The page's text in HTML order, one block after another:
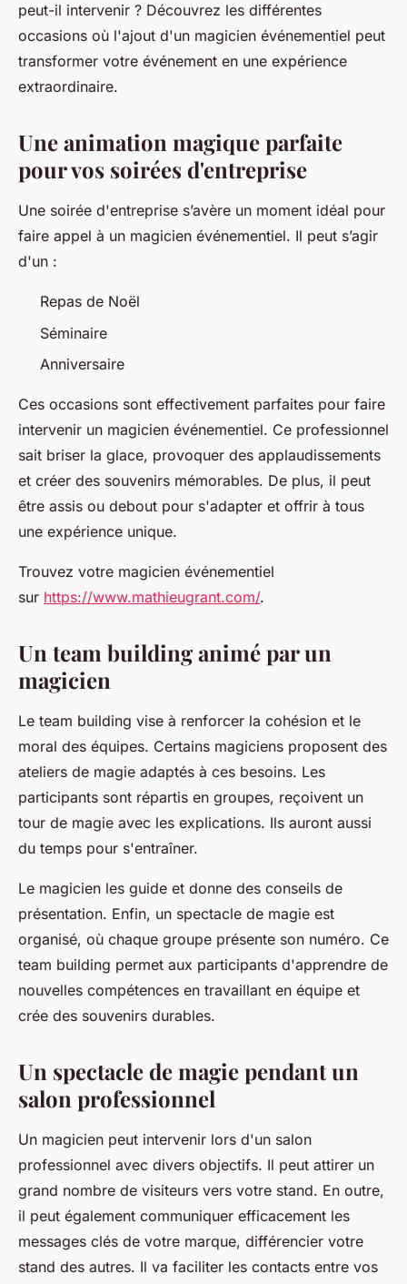
jean•17 juin 2023• 3 min de lecture
peut-il intervenir ? Découvrez les différentes
occasions où l'ajout d'un magicien événementiel peut
transformer votre événement en une expérience
extraordinaire.
Une animation magique parfaite
pour vos soirées d'entreprise
Une soirée d'entreprise s’avère un moment idéal pour
faire appel à un magicien événementiel. Il peut s’agir
d'un :
Repas de Noël
Séminaire
Anniversaire
Ces occasions sont effectivement parfaites pour faire
intervenir un magicien événementiel. Ce professionnel
sait briser la glace, provoquer des applaudissements
et créer des souvenirs mémorables. De plus, il peut
être assis ou debout pour s'adapter et offrir à tous
une expérience unique.
Trouvez votre magicien événementiel
sur https://www.mathieugrant.com/.
Un team building animé par un
magicien
Le team building vise à renforcer la cohésion et le
moral des équipes. Certains magiciens proposent des
ateliers de magie adaptés à ces besoins. Les
participants sont répartis en groupes, reçoivent un
tour de magie avec les explications. Ils auront aussi
du temps pour s'entraîner.
Le magicien les guide et donne des conseils de
présentation. Enfin, un spectacle de magie est
organisé, où chaque groupe présente son numéro. Ce
team building permet aux participants d'apprendre de
nouvelles compétences en travaillant en équipe et
crée des souvenirs durables.
Un spectacle de magie pendant un
salon professionnel
Un magicien peut intervenir lors d'un salon
professionnel avec divers objectifs. Il peut attirer un
grand nombre de visiteurs vers votre stand. En outre,
il peut également communiquer efficacement les
messages clés de votre marque, différencier votre
stand des autres. Il va faciliter les contacts entre vos